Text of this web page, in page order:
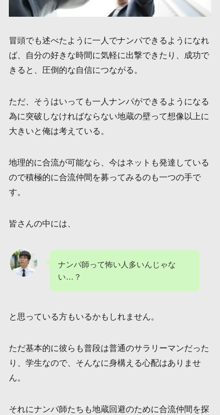
冒頭でも述べたように一人でナンパできるようになれ
ば、自分の好きな時間に気軽に出撃できたり、成功で
きると、圧倒的な自信につながる。
ただ、そうはいっても一人ナンパができるようになる
為に突破しなければならない地蔵の壁って想像以上に
大きいと俺は考えている。
地理的に合流が可能なら、今はネットも発達している
ので積極的に合流仲間を募ってみるのも一つの手で
す。
皆さんの中には、
ナンパ師って怖い人多いんじゃな
い…？
と思っている方もいるかもしれません。
ただ基本的に彼らも普段は普通のサラリーマンだった
り、学生なので、そんなに身構える心配はありませ
ん。
それにナンパ師たちも地蔵回避のために合流仲間を探